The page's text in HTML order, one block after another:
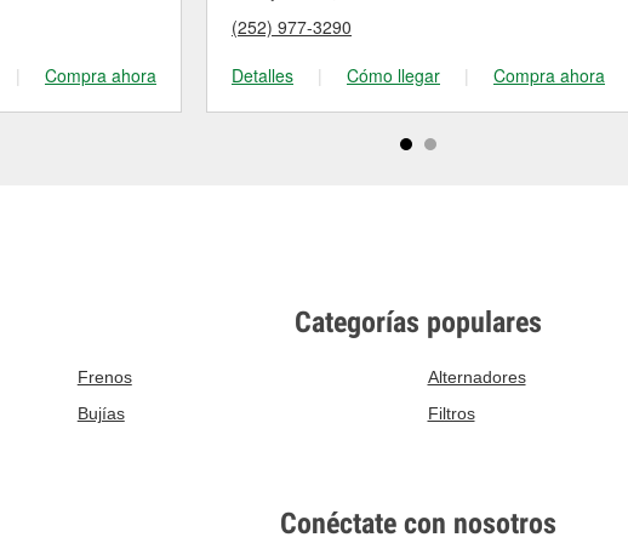
| Compra ahora
(252) 977-3290
Detalles
| Cómo llegar | Compra ahora
Categorías populares
Frenos Alternadores
Bujías Filtros
Conéctate con nosotros